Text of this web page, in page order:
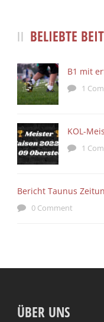
BELIEBTE
B1 mit
1
KOL-
1
Bericht Taunus
0 Comment
ÜBER UNS